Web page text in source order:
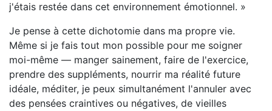
j'étais restée dans cet environnement émotionnel. »
Je pense à cette dichotomie dans ma propre vie.
Même si je fais tout mon possible pour me soigner
moi-même — manger sainement, faire de l'exercice,
prendre des suppléments, nourrir ma réalité future
idéale, méditer, je peux simultanément l'annuler avec
des pensées craintives ou négatives, de vieilles